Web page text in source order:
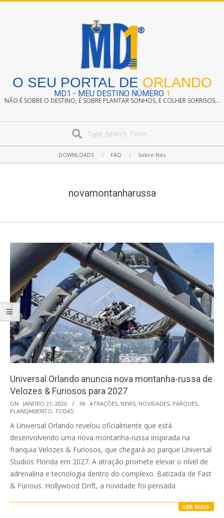
O SEU PORTAL DE ORLANDO
MD1 - MEU DESTINO NÚMERO 1
NÃO É SOBRE O DESTINO, É SOBRE PLANTAR SONHOS, E COLHER SORRISOS...
Navigation
DOWNLOADS FAQ Sobre Nós
novamontanharussa
Universal Orlando anuncia nova montanha-russa de
Velozes & Furiosos para 2027
2026-
01-
21
ON: JANEIRO 21, 2026 IN: ATRAÇÕES, NEWS, NOVIDADES, PARQUES,
PLANEJAMENTO, TODAS
A Universal Orlando revelou oficialmente que está
desenvolvendo uma nova montanha-russa inspirada na
franquia Velozes & Furiosos, que chegará ao parque Universal
Studios Florida em 2027. A atração promete elevar o nível de
adrenalina e tecnologia dentro do complexo. Batizada de Fast
& Furious: Hollywood Drift, a novidade foi pensada
LER MAIS